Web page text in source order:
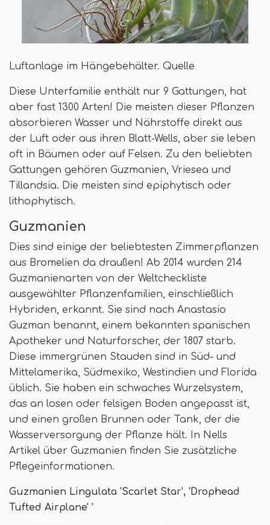
Luftanlage im Hängebehälter. Quelle
Diese Unterfamilie enthält nur 9 Gattungen, hat
aber fast 1300 Arten! Die meisten dieser Pflanzen
absorbieren Wasser und Nährstoffe direkt aus
der Luft oder aus ihren Blatt-Wells, aber sie leben
oft in Bäumen oder auf Felsen. Zu den beliebten
Gattungen gehören Guzmanien, Vriesea und
Tillandsia. Die meisten sind epiphytisch oder
lithophytisch.
Guzmanien
Dies sind einige der beliebtesten Zimmerpflanzen
aus Bromelien da draußen! Ab 2014 wurden 214
Guzmanienarten von der Weltcheckliste
ausgewählter Pflanzenfamilien, einschließlich
Hybriden, erkannt. Sie sind nach Anastasio
Guzman benannt, einem bekannten spanischen
Apotheker und Naturforscher, der 1807 starb.
Diese immergrünen Stauden sind in Süd- und
Mittelamerika, Südmexiko, Westindien und Florida
üblich. Sie haben ein schwaches Wurzelsystem,
das an losen oder felsigen Boden angepasst ist,
und einen großen Brunnen oder Tank, der die
Wasserversorgung der Pflanze hält. In Nells
Artikel über Guzmanien finden Sie zusätzliche
Pflegeinformationen.
Guzmanien Lingulata 'Scarlet Star', 'Drophead
Tufted Airplane' '